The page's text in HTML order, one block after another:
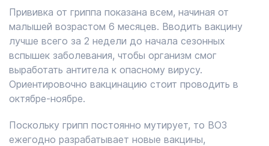
Прививка от гриппа показана всем, начиная от
малышей возрастом 6 месяцев. Вводить вакцину
лучше всего за 2 недели до начала сезонных
вспышек заболевания, чтобы организм смог
выработать антитела к опасному вирусу.
Ориентировочно вакцинацию стоит проводить в
октябре-ноябре.
Поскольку грипп постоянно мутирует, то ВОЗ
ежегодно разрабатывает новые вакцины,